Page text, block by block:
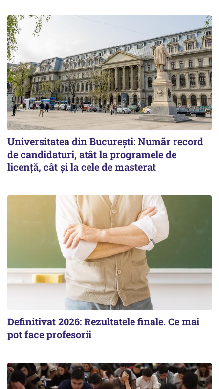
Universitatea din București: Număr record
de candidaturi, atât la programele de
licență, cât și la cele de masterat
Definitivat 2026: Rezultatele finale. Ce mai
pot face profesorii